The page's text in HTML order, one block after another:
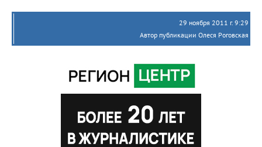
29 ноября 2011 г. 9:29
Автор публикации Олеся Роговская